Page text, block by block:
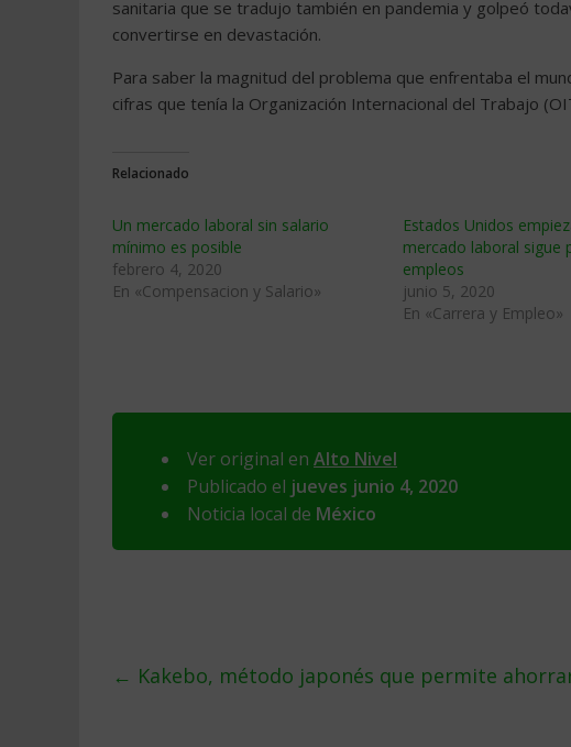
sanitaria que se tradujo también en pandemia y golpeó
convertirse en devastación.
Para saber la magnitud del problema que enfrentaba el
cifras que tenía la Organización Internacional del Trabajo
Relacionado
Un mercado laboral sin salario
mínimo es posible
febrero 4, 2020
En «Compensacion y Salario»
Estados Unidos
mercado laboral sigue
empleos
junio 5, 2020
En «Carrera y Empleo»
Ver original en Alto Nivel
Publicado el jueves junio 4, 2020
Noticia local de México
← Kakebo, método japonés que permite